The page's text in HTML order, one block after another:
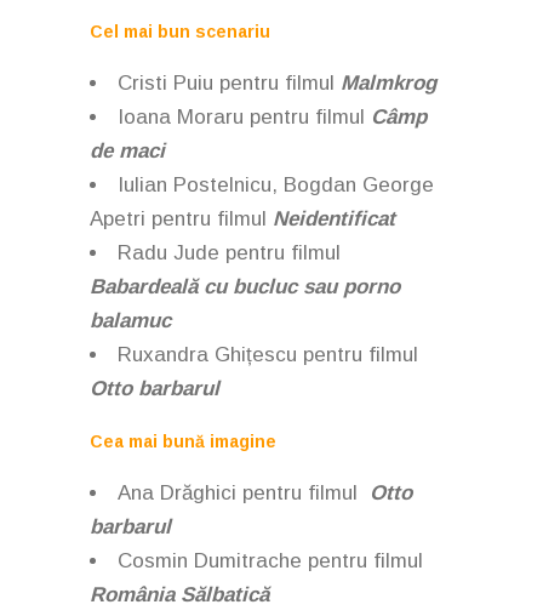
Cel mai bun scenariu
Cristi Puiu pentru filmul Malmkrog
Ioana Moraru pentru filmul Câmp
de maci
Iulian Postelnicu, Bogdan George
Apetri pentru filmul Neidentificat
Radu Jude pentru filmul
Babardeală cu bucluc sau porno
balamuc
Ruxandra Ghițescu pentru filmul
Otto barbarul
Cea mai bună imagine
Ana Drăghici pentru filmul
Otto
barbarul
Cosmin Dumitrache pentru filmul
România Sălbatică